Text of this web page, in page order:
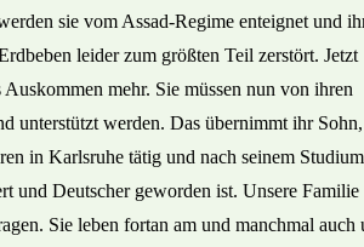
sie vom Assad-Regime enteignet und
leider zum größten Teil zerstört. Jetzt
Auskommen mehr. Sie müssen nun von ihren
unterstützt werden. Das übernimmt ihr
in Karlsruhe tätig und nach seinem
und Deutscher geworden ist. Unsere Familie
Sie leben fortan am und manchmal auch